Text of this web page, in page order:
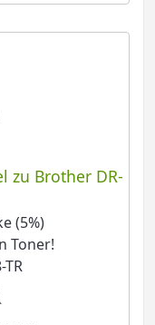
zu Brother DR-
(5%)
Toner!
TR